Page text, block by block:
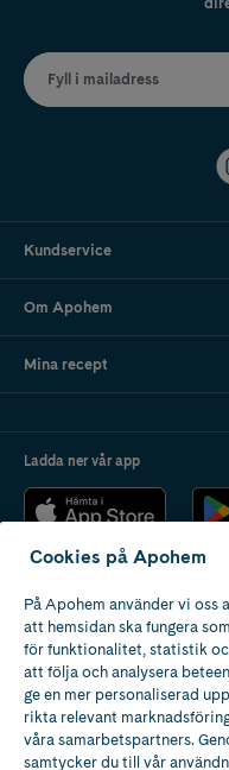
Fyll i mailadress
Kundservice
Om Apohem
Mina recept
Ladda ner vår app
Apotek med tillstånd
av Läkemedelsverket
Cookies på Apohem
På Apohem använder vi oss
att hemsidan ska fungera
för funktionalitet, statistik
att följa och analysera
ge en mer personaliserad
rikta relevant
våra samarbetspartners.
samtycker du till vår